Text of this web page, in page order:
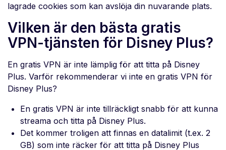
lagrade cookies som kan avslöja din nuvarande plats.
Vilken är den bästa gratis
VPN-tjänsten för Disney Plus?
En gratis VPN är inte lämplig för att titta på Disney
Plus. Varför rekommenderar vi inte en gratis VPN för
Disney Plus?
En gratis VPN är inte tillräckligt snabb för att kunna
streama och titta på Disney Plus.
Det kommer troligen att finnas en datalimit (t.ex. 2
GB) som inte räcker för att titta på Disney Plus